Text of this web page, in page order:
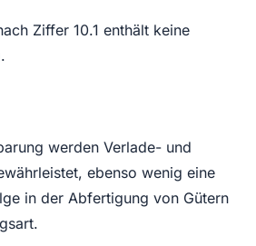
Ziffer 10.1 enthält keine
werden Verlade- und
ebenso wenig eine
in der Abfertigung von Gütern